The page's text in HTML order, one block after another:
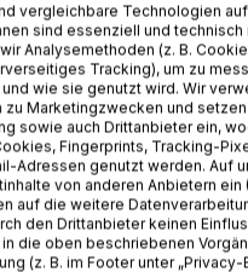
vergleichbare Technologien
sind essenziell und technisch
Analysemethoden (z. B.
Tracking), um zu
wie sie genutzt wird. Wir
Marketingzwecken und setzen
sowie auch Drittanbieter ein,
Fingerprints, Tracking-
Adressen genutzt werden. Auf
von anderen Anbietern ein
auf die weitere
den Drittanbieter keinen
die oben beschriebenen
(z. B. im Footer unter „Privacy-